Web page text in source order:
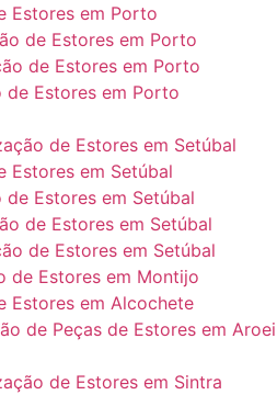
Estores em Porto
de Estores em Porto
de Estores em Porto
de Estores em Porto
de Estores em Setúbal
Estores em Setúbal
de Estores em Setúbal
de Estores em Setúbal
de Estores em Setúbal
de Estores em Montijo
Estores em Alcochete
de Peças de Estores em
de Estores em Sintra